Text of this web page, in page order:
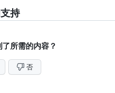
持
所需的内容？
否